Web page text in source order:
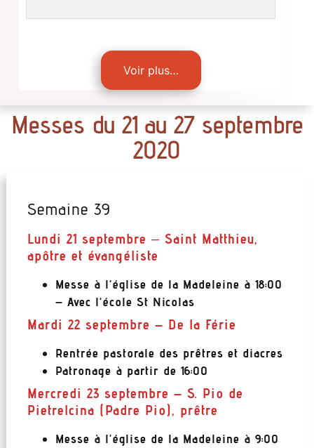
Voir plus…
Messes du 21 au 27 septembre
2020
Semaine 39
Lundi 21 septembre – Saint Matthieu,
apôtre et évangéliste
Messe à l’église de la Madeleine à 18:00
– Avec l’école St Nicolas
Mardi 22 septembre – De la Férie
Rentrée pastorale des prêtres et diacres
Patronage à partir de 16:00
Mercredi 23 septembre – S. Pio de
Pietrelcina (Padre Pio), prêtre
Messe à l’église de la Madeleine à 9:00